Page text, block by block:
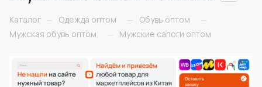
Каталог — Одежда оптом — Обувь оптом
—
Мужская обувь оптом
— Мужские сапоги оптом